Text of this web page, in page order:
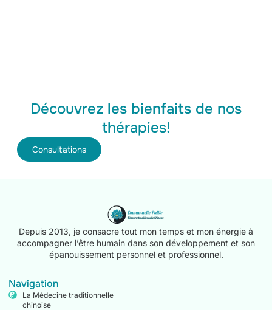
Découvrez les bienfaits de nos
thérapies!
Consultations
Depuis 2013, je consacre tout mon temps et mon énergie à
accompagner l’être humain dans son développement et son
épanouissement personnel et professionnel.
Navigation
La Médecine traditionnelle
chinoise